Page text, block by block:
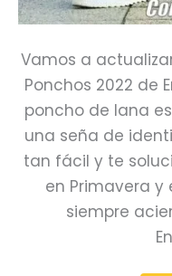
Vamos a
Ponchos 2022 de
poncho de lana
una seña de
tan fácil y te
en Primavera y
siempre